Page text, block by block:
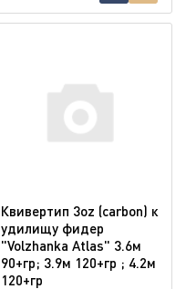
Квивертип 3oz (carbon) к
удилищу фидер
"Volzhanka Atlas" 3.6м
90+гр; 3.9м 120+гр ; 4.2м
120+гр